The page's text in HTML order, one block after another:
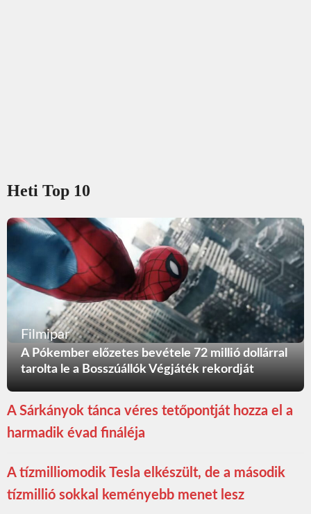
Heti Top 10
Filmipar
A Pókember előzetes bevétele 72 millió dollárral
tarolta le a Bosszúállók Végjáték rekordját
A Sárkányok tánca véres tetőpontját hozza el a
harmadik évad fináléja
A tízmilliomodik Tesla elkészült, de a második
tízmillió sokkal keményebb menet lesz